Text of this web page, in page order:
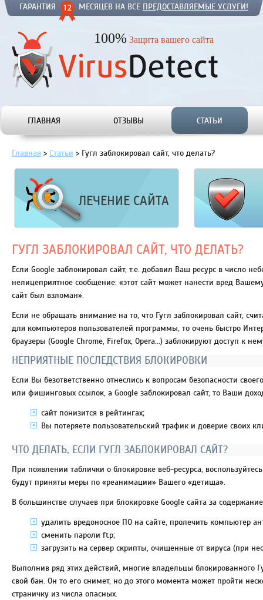
ГАРАНТИЯ МЕСЯЦЕВ НА ВСЕ ПРЕДОСТАВЛЯЕМЫЕ УСЛУГИ!
100% Защита вашего сайта
ГЛАВНАЯ ОТЗЫВЫ СТАТЬИ
Главная > Статьи > Гугл заблокировал сайт, что делать?
ЛЕЧЕНИЕ САЙТА
ГУГЛ ЗАБЛОКИРОВАЛ САЙТ, ЧТО ДЕЛАТЬ?
Если Google заблокировал сайт, т.е. добавил Ваш ресурс в число
нелицеприятное сообщение: «этот сайт может нанести вред
сайт был взломан».
Если не обращать внимание на то, что Гугл заблокировал сайт,
для компьютеров пользователей программы, то очень быстро
браузеры (Google Chrome, Firefox, Opera...) заблокируют доступ к
НЕПРИЯТНЫЕ ПОСЛЕДСТВИЯ БЛОКИРОВКИ
Если Вы безответственно отнеслись к вопросам безопасности
или фишинговых ссылок, а Google заблокировал сайт, то Ваши
сайт понизится в рейтингах;
Вы потеряете пользовательский трафик и доверие своих
ЧТО ДЕЛАТЬ, ЕСЛИ ГУГЛ ЗАБЛОКИРОВАЛ САЙТ?
При появлении таблички о блокировке веб-ресурса,
будут приняты меры по «реанимации» Вашего «детища».
В большинстве случаев при блокировке Google сайта за
удалить вредоносное ПО на сайте, пролечить компьютер
сменить пароли ftp;
загрузить на сервер скрипты, очищенные от вируса (при
Выполнив ряд этих действий, многие владельцы блокированного
свой бан. Он то его снимет, но до этого момента может пройти
страничку из числа опасных.